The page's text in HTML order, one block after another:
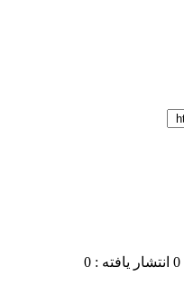
انتشار یافته : 0